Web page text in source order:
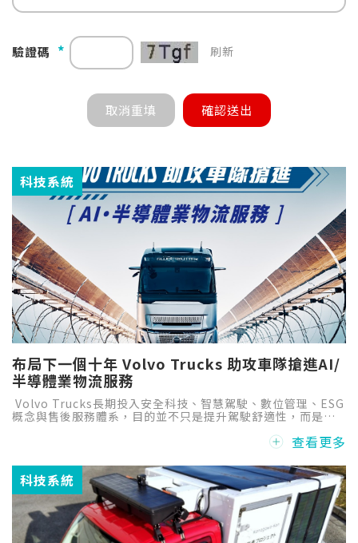
驗證碼 * 刷新
科技系統
布局下一個十年 Volvo Trucks 助攻車隊搶進AI/
半導體業物流服務
Volvo Trucks長期投入安全科技、智慧駕駛、數位管理、ESG
概念與售後服務體系，目的並不只是提升駕駛舒適性，而是協
查看更多
科技系統